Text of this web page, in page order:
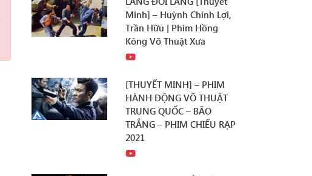
Minh] – Huỳnh Chính Lợi,
Trần Hữu | Phim Hồng
Kông Võ Thuật Xưa
[THUYẾT MINH] – PHIM
HÀNH ĐỘNG VÕ THUẬT
TRUNG QUỐC – BÃO
TRẮNG – PHIM CHIẾU RẠP
2021